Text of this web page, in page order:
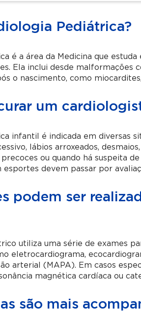
Pediátrica?
é a área da Medicina que
Ela inclui desde malformações
o nascimento, como
um
infantil é indicada em diversas
lábios arroxeados,
ou quando há suspeita
esportes devem passar por
podem ser
utiliza uma série de exames
eletrocardiograma,
arterial (MAPA). Em casos
magnética cardíaca ou
são mais